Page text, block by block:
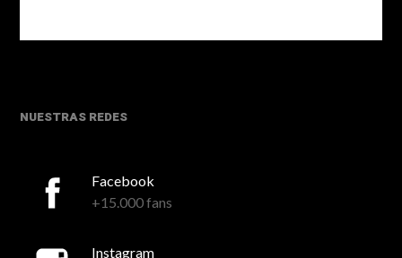
NUESTRAS REDES
Facebook
+15.000 fans
Instagram